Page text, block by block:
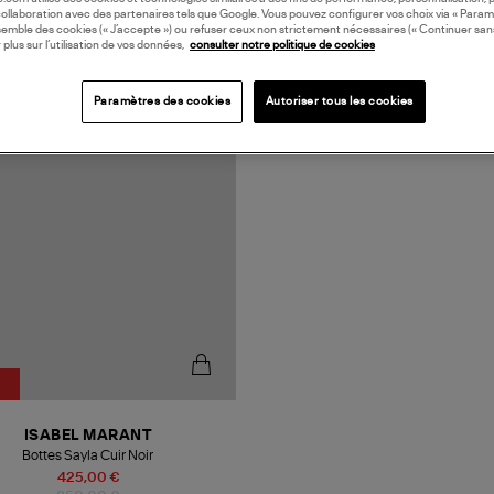
425,00 €
ISABEL MARANT
Bottes Sayla Cuir Noir
avec des partenaires tels que Google. Vous pouvez configurer vos choix via «
des cookies (« J’accepte ») ou refuser ceux non strictement nécessaires (« Continuer
plus sur l’utilisation de vos données,
consulter notre politique de cookies
Paramètres des cookies Autoriser tous les cookies